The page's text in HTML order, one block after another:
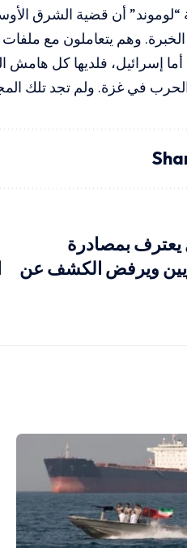
أن قضية الشرق
وهم يتعاملون مع
أما إسرائيل، فلديها كل
في غزة. ولم تجد تلك
يعترف بمصادرة
ويرفض الكشف عن